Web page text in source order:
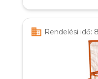
business Rendelési idő: